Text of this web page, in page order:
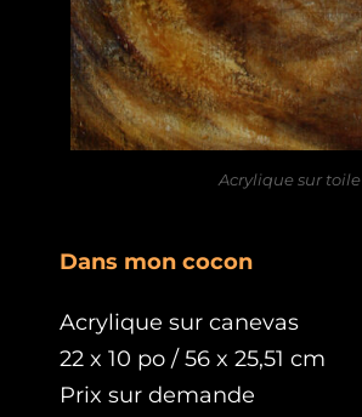
Acrylique sur toile
Dans mon cocon
Acrylique sur canevas
22 x 10 po / 56 x 25,51 cm
Prix sur demande